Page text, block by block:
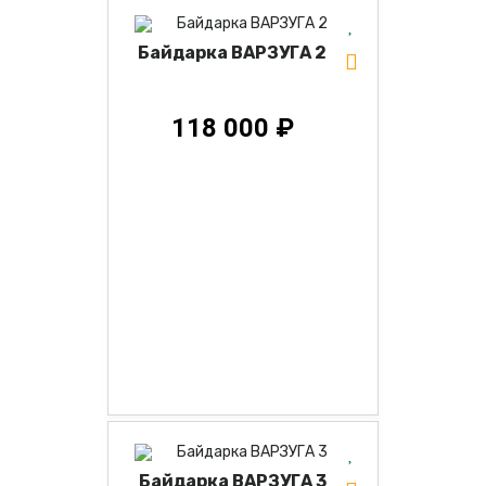
Байдарка ВАРЗУГА 2
118 000 ₽
Байдарка ВАРЗУГА 3